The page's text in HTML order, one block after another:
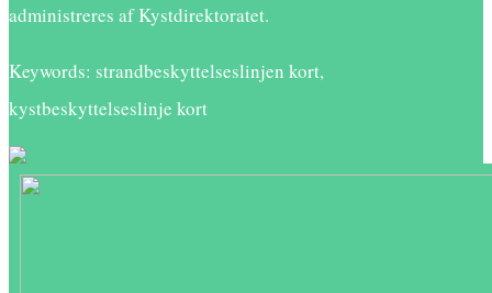
administreres af Kystdirektoratet.
Keywords: strandbeskyttelseslinjen kort,
kystbeskyttelseslinje kort